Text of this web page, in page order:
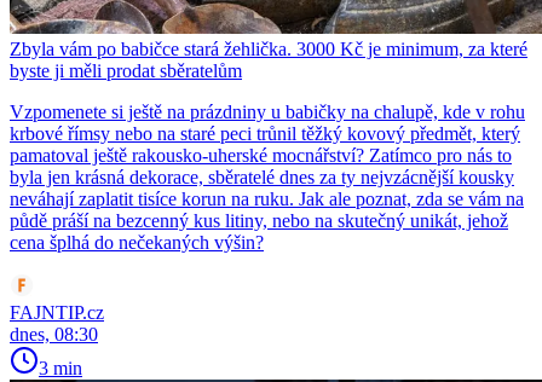
Zbyla vám po babičce stará žehlička. 3000 Kč je minimum, za které
byste ji měli prodat sběratelům
Vzpomenete si ještě na prázdniny u babičky na chalupě, kde v rohu
krbové římsy nebo na staré peci trůnil těžký kovový předmět, který
pamatoval ještě rakousko-uherské mocnářství? Zatímco pro nás to
byla jen krásná dekorace, sběratelé dnes za ty nejvzácnější kousky
neváhají zaplatit tisíce korun na ruku. Jak ale poznat, zda se vám na
půdě práší na bezcenný kus litiny, nebo na skutečný unikát, jehož
cena šplhá do nečekaných výšin?
FAJNTIP.cz
dnes, 08:30
3 min